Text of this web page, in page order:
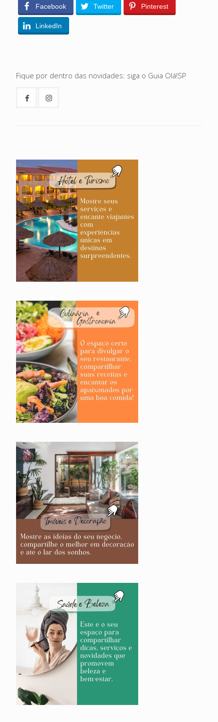
Facebook Twitter Pinterest
LinkedIn
Fique por dentro das novidades: siga o Guia Olá!SP